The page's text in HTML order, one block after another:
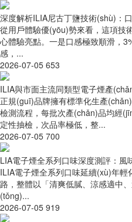
深度解析ILIA尼古丁鹽技術(shù)：
從用戶體驗優(yōu)勢來看，這項技
心體驗亮點。一是口感極致順滑，
感，...
2026-07-05 653
ILIA與市面主流同類型電子煙產
正規(guī)品牌擁有標準化生產
檢測流程，每批次產(chǎn)品均經
定性抽檢，次品率極低，整...
2026-07-05 700
LIA電子煙全系列口味深度測評：
ILIA電子煙全系列口味延續(xù)年
路，整體以「清爽低膩、涼感適中
(tǒng)...
2026-07-05 919